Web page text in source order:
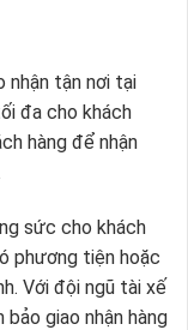
nhận tận nơi tại
đa cho khách
hàng để nhận
sức cho khách
phương tiện hoặc
Với đội ngũ tài xế
bảo giao nhận hàng